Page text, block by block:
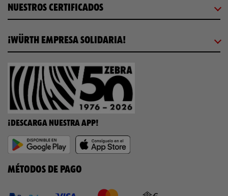
NUESTROS CERTIFICADOS
¡WÜRTH EMPRESA SOLIDARIA!
¡DESCARGA NUESTRA APP!
MÉTODOS DE PAGO